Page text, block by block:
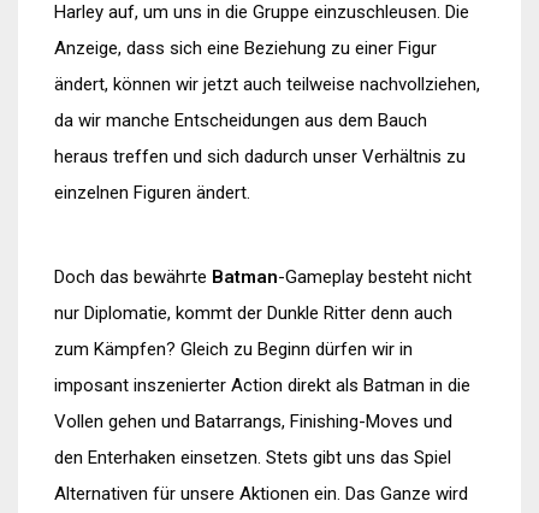
Harley auf, um uns in die Gruppe einzuschleusen. Die
Anzeige, dass sich eine Beziehung zu einer Figur
ändert, können wir jetzt auch teilweise nachvollziehen,
da wir manche Entscheidungen aus dem Bauch
heraus treffen und sich dadurch unser Verhältnis zu
einzelnen Figuren ändert.
Doch das bewährte Batman-Gameplay besteht nicht
nur Diplomatie, kommt der Dunkle Ritter denn auch
zum Kämpfen? Gleich zu Beginn dürfen wir in
imposant inszenierter Action direkt als Batman in die
Vollen gehen und Batarrangs, Finishing-Moves und
den Enterhaken einsetzen. Stets gibt uns das Spiel
Alternativen für unsere Aktionen ein. Das Ganze wird